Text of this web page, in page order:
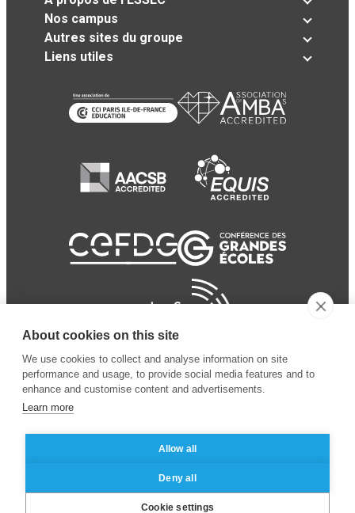
Nos campus
Autres sites du groupe
Liens utiles
Business School
Mentions légales
des données personnelles
About cookies on this site
We use cookies to collect and analyse information on site
performance and usage, to provide social media features and to
enhance and customise content and advertisements.
Learn more
Allow all
Deny all
Cookie settings